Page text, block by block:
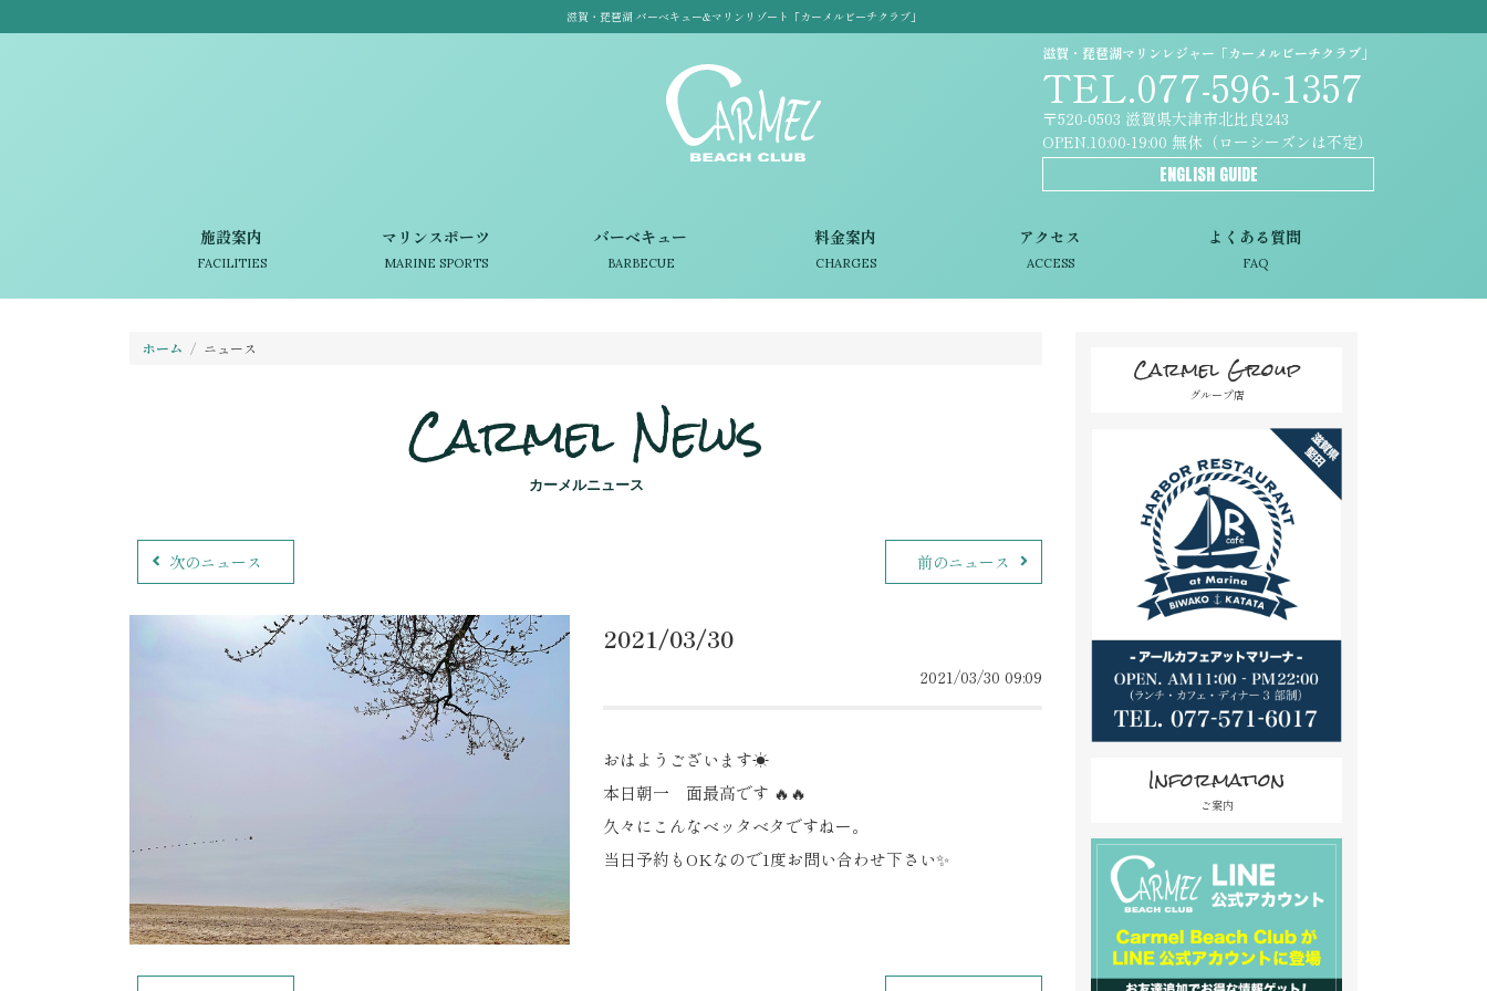
滋賀・琵琶湖 バーベキュー&マリンリゾート「カーメルビーチクラブ」
施設案内
FACILITIES
マリンスポーツ
MARINE SPORTS
バーベキュー
BARBECUE
料金案内
CHARGES
アクセス
ACCESS
よくある質問
FAQ
滋賀・琵琶湖マリンレジャー「カーメルビーチクラブ」
TEL.077-596-1357
〒520-0503 滋賀県大津市北比良243
OPEN.10:00-19:00 無休（ローシーズンは不定）
ENGLISH GUIDE
ホーム ニュース
Carmel News
カーメルニュース
次のニュース 前のニュース
2021/03/30
2021/03/30 09:09
おはようございます☀
本日朝一 面最高です 🔥🔥
久々にこんなベッタベタですねー。
当日予約もOKなので1度お問い合わせ下さい✨
Carmel Group
グループ店
Information
ご案内